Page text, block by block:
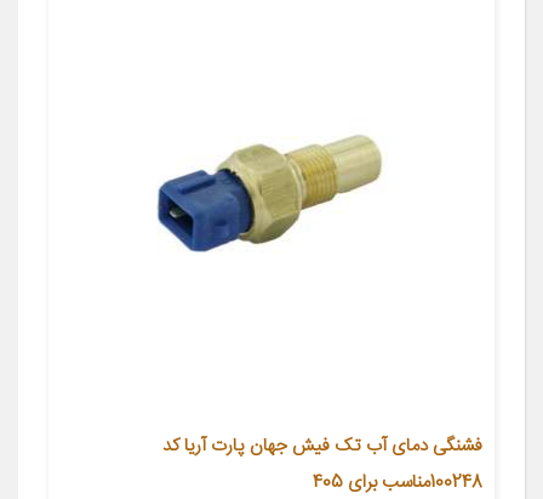
فشنگی دمای آب تک فیش جهان پارت آریا کد
100248مناسب برای 405